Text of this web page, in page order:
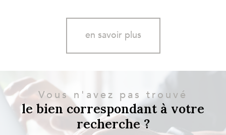
en savoir plus
Vous n'avez pas trouvé
le bien correspondant à votre
recherche ?